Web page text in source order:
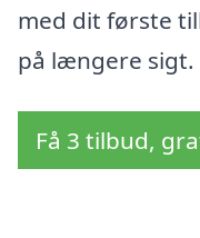
med dit første
på længere sigt.
Få 3 tilbud,